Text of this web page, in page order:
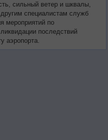
сильный ветер и шквалы,
специалистам служб
мероприятий по
последствий
аэропорта.